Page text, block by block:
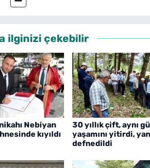
ilginizi çekebilir
Nebiyan
kıyıldı
30 yıllık çift, aynı
yaşamını yitirdi,
defnedildi